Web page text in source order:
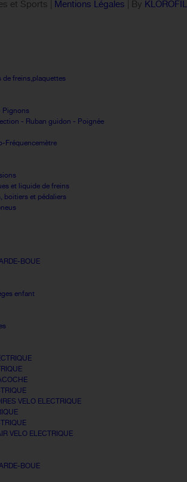
de freins,plaquettes
Pignons
- Ruban guidon - Poignée
Fréquencemètre
et liquide de freins
boitiers et pédaliers
BOUE
enfant
VELO ELECTRIQUE
VELO ELECTRIQUE
BOUE
et Sports | Mentions Légales | By